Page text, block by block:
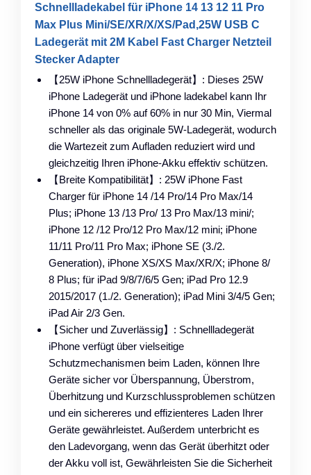
Schnellladekabel für iPhone 14 13 12 11 Pro
Max Plus Mini/SE/XR/X/XS/Pad,25W USB C
Ladegerät mit 2M Kabel Fast Charger Netzteil
Stecker Adapter
【25W iPhone Schnellladegerät】: Dieses 25W
iPhone Ladegerät und iPhone ladekabel kann Ihr
iPhone 14 von 0% auf 60% in nur 30 Min, Viermal
schneller als das originale 5W-Ladegerät, wodurch
die Wartezeit zum Aufladen reduziert wird und
gleichzeitig Ihren iPhone-Akku effektiv schützen.
【Breite Kompatibilität】: 25W iPhone Fast
Charger für iPhone 14 /14 Pro/14 Pro Max/14
Plus; iPhone 13 /13 Pro/ 13 Pro Max/13 mini/;
iPhone 12 /12 Pro/12 Pro Max/12 mini; iPhone
11/11 Pro/11 Pro Max; iPhone SE (3./2.
Generation), iPhone XS/XS Max/XR/X; iPhone 8/
8 Plus; für iPad 9/8/7/6/5 Gen; iPad Pro 12.9
2015/2017 (1./2. Generation); iPad Mini 3/4/5 Gen;
iPad Air 2/3 Gen.
【Sicher und Zuverlässig】: Schnellladegerät
iPhone verfügt über vielseitige
Schutzmechanismen beim Laden, können Ihre
Geräte sicher vor Überspannung, Überstrom,
Überhitzung und Kurzschlussproblemen schützen
und ein sichereres und effizienteres Laden Ihrer
Geräte gewährleistet. Außerdem unterbricht es
den Ladevorgang, wenn das Gerät überhitzt oder
der Akku voll ist, Gewährleisten Sie die Sicherheit